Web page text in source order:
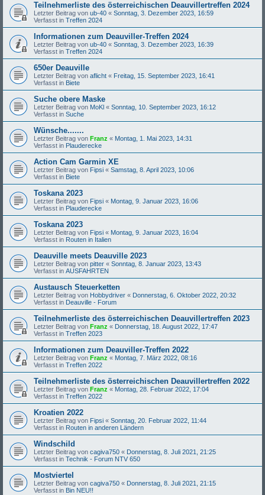
Teilnehmerliste des österreichischen Deauvillertreffen 2024
Letzter Beitrag von ub-40 « Sonntag, 3. Dezember 2023, 16:59
Verfasst in Treffen 2024
Informationen zum Deauviller-Treffen 2024
Letzter Beitrag von ub-40 « Sonntag, 3. Dezember 2023, 16:39
Verfasst in Treffen 2024
650er Deauville
Letzter Beitrag von aflicht « Freitag, 15. September 2023, 16:41
Verfasst in Biete
Suche obere Maske
Letzter Beitrag von MoKl « Sonntag, 10. September 2023, 16:12
Verfasst in Suche
Wünsche.......
Letzter Beitrag von Franz « Montag, 1. Mai 2023, 14:31
Verfasst in Plauderecke
Action Cam Garmin XE
Letzter Beitrag von Fipsi « Samstag, 8. April 2023, 10:06
Verfasst in Biete
Toskana 2023
Letzter Beitrag von Fipsi « Montag, 9. Januar 2023, 16:06
Verfasst in Plauderecke
Toskana 2023
Letzter Beitrag von Fipsi « Montag, 9. Januar 2023, 16:04
Verfasst in Routen in Italien
Deauville meets Deauville 2023
Letzter Beitrag von pitter « Sonntag, 8. Januar 2023, 13:43
Verfasst in AUSFAHRTEN
Austausch Steuerketten
Letzter Beitrag von Hobbydriver « Donnerstag, 6. Oktober 2022, 20:32
Verfasst in Deauville - Forum
Teilnehmerliste des österreichischen Deauvillertreffen 2023
Letzter Beitrag von Franz « Donnerstag, 18. August 2022, 17:47
Verfasst in Treffen 2023
Informationen zum Deauviller-Treffen 2022
Letzter Beitrag von Franz « Montag, 7. März 2022, 08:16
Verfasst in Treffen 2022
Teilnehmerliste des österreichischen Deauvillertreffen 2022
Letzter Beitrag von Franz « Montag, 28. Februar 2022, 17:04
Verfasst in Treffen 2022
Kroatien 2022
Letzter Beitrag von Fipsi « Sonntag, 20. Februar 2022, 11:44
Verfasst in Routen in anderen Ländern
Windschild
Letzter Beitrag von cagiva750 « Donnerstag, 8. Juli 2021, 21:25
Verfasst in Technik - Forum NTV 650
Mostviertel
Letzter Beitrag von cagiva750 « Donnerstag, 8. Juli 2021, 21:15
Verfasst in Bin NEU!!